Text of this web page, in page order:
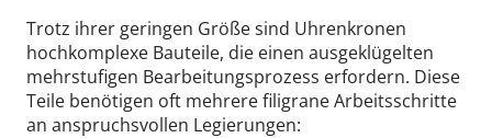
Trotz ihrer geringen Größe sind Uhrenkronen
hochkomplexe Bauteile, die einen ausgeklügelten
mehrstufigen Bearbeitungsprozess erfordern. Diese
Teile benötigen oft mehrere filigrane Arbeitsschritte
an anspruchsvollen Legierungen: